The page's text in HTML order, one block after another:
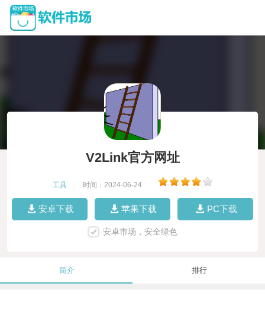
V2Link官方网址
工具 时间：2024-06-24
安卓下载 苹果下载 PC下载
安卓市场，安全绿色
简介 排行